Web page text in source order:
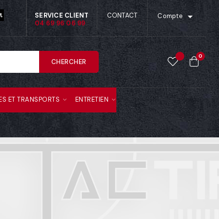
SERVICE CLIENT
04 69 96 06 99
CONTACT Compte 
CHERCHER
0
ET TRANSPORTS ENTRETIEN